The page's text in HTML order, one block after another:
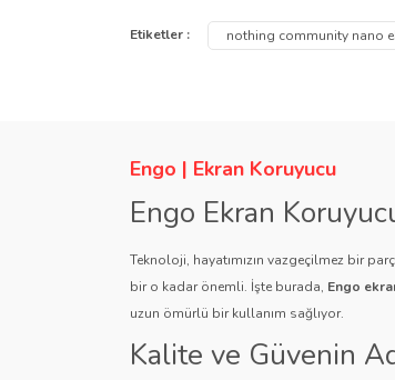
Görüş ve önerileriniz için teşekkür
Ürün bilgilerinde hatalar bulunuyor.
Ürün fiyatı diğer sitelerden daha
Etiketler : nothing community nano
Engo | Ekran Koruyucu
Engo Ekran
Teknoloji, hayatımızın vazgeçilmez bir
bir o kadar önemli. İşte burada, Engo
uzun ömürlü bir kullanım sağlıyor.
Kalite ve Güvenin